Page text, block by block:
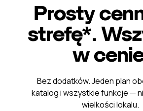
Prosty
strefę*.
w
Bez dodatków. Jeden plan
katalog i wszystkie funkcje —
wielkości lokalu.